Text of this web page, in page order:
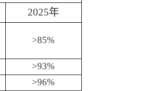
2025年
>85%
>93%
>96%